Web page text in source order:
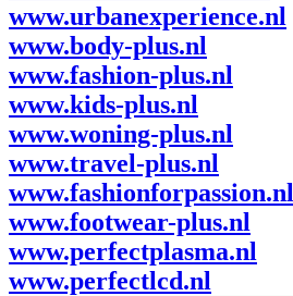
www.urbanexperience.nl
www.body-plus.nl
www.fashion-plus.nl
www.kids-plus.nl
www.woning-plus.nl
www.travel-plus.nl
www.fashionforpassion.nl
www.footwear-plus.nl
www.perfectplasma.nl
www.perfectlcd.nl